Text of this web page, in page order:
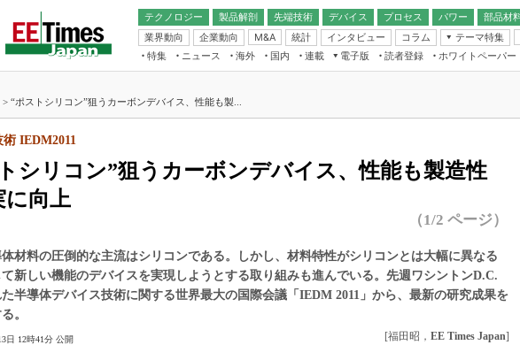
テクノロジー 製品解剖
先端技術
電池／エネルギー
デバイス
アナログ
マイコン
プロセス パワー 部品材
無線
業界動向
企業動向 M&A 統計 インタビュー コラム
テーマ特集
フィジカルAI
読者調査（EE Times Research）
電源設計（EDN Japan）
エレクトロニクス入門（EDN
Japan）
IoT・
EXPO
人とく
特集 ニュース 海外 国内
連載
福田昭のデバイス通信
大山聡の業界スコープ
大原雄介のエレ・組み込みプレイバ
世界を「数字」で回してみよう
踊るバズワード ～Behind the
電子版
電子ブックレット
読者登録 ホワイトペーパー
> “ポストシリコン”狙うカーボンデバイス、性能も製...
シリコン”狙うカーボンデバイス、性能も製造性
に向上
IEDM2011
（1/2 ページ）
材料の圧倒的な主流はシリコンである。しかし、材料特性がシリコンとは大幅に異なる
新しい機能のデバイスを実現しようとする取り組みも進んでいる。先週ワシントンD.C.
半導体デバイス技術に関する世界最大の国際会議「IEDM 2011」から、最新の研究成果を
。
日 12時41分 公開 [福田昭， EE Times Japan]